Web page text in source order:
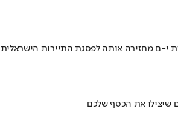
י-ם מחזירה אותה לפסגת התיירות הישראלית
שיצילו את הכסף שלכם